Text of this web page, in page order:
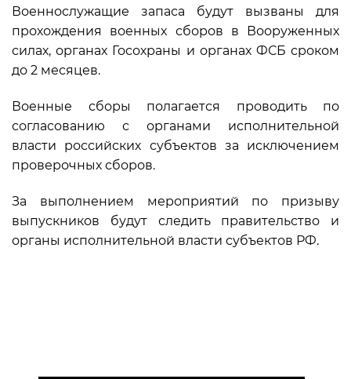
Военнослужащие запаса будут вызваны для
прохождения военных сборов в Вооруженных
силах, органах Госохраны и органах ФСБ сроком
до 2 месяцев.
Военные сборы полагается проводить по
согласованию с органами исполнительной
власти российских субъектов за исключением
проверочных сборов.
За выполнением мероприятий по призыву
выпускников будут следить правительство и
органы исполнительной власти субъектов РФ.